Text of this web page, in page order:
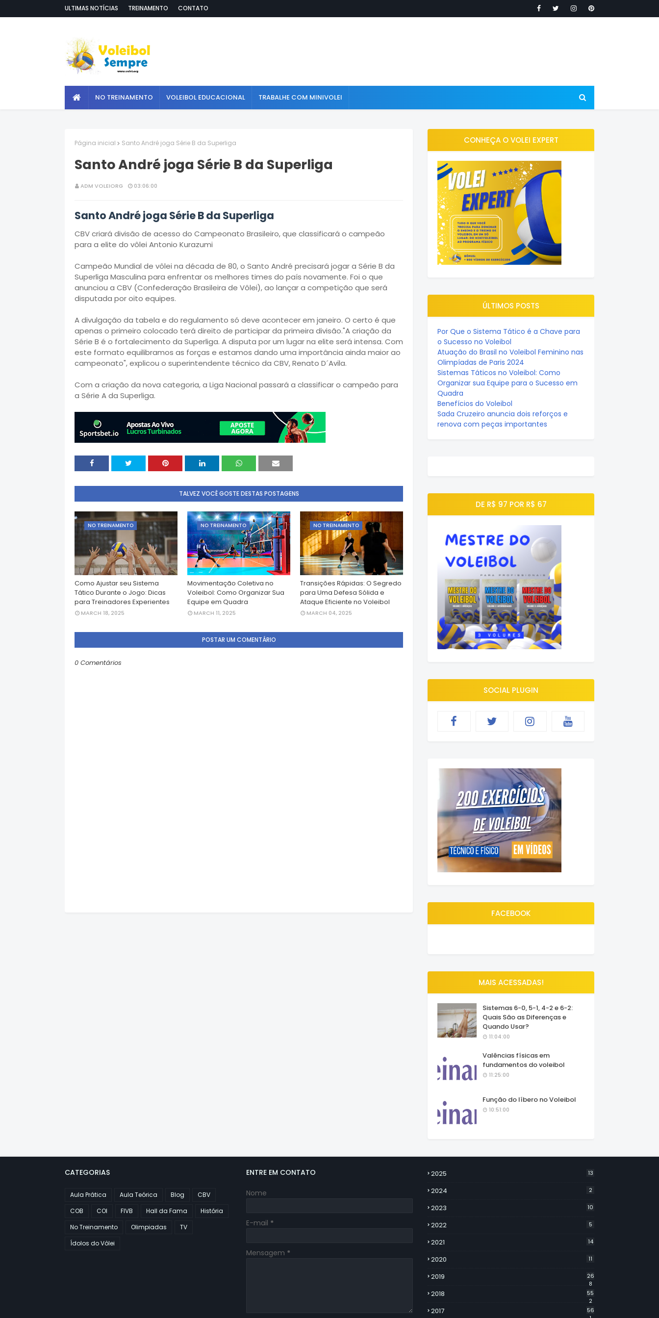
ULTIMAS NOTÍCIAS TREINAMENTO CONTATO
NO TREINAMENTO VOLEIBOL EDUCACIONAL TRABALHE COM MINIVOLEI
Página inicial Santo André joga Série B da Superliga
Santo André joga Série B da Superliga
ADM VOLEIORG 03:06:00
Santo André joga Série B da Superliga
CBV criará divisão de acesso do Campeonato Brasileiro, que classificará o campeão
para a elite do vôlei Antonio Kurazumi
Campeão Mundial de vôlei na década de 80, o Santo André precisará jogar a Série B da
Superliga Masculina para enfrentar os melhores times do país novamente. Foi o que
anunciou a CBV (Confederação Brasileira de Vôlei), ao lançar a competição que será
disputada por oito equipes.
A divulgação da tabela e do regulamento só deve acontecer em janeiro. O certo é que
apenas o primeiro colocado terá direito de participar da primeira divisão."A criação da
Série B é o fortalecimento da Superliga. A disputa por um lugar na elite será intensa. Com
este formato equilibramos as forças e estamos dando uma importância ainda maior ao
campeonato", explicou o superintendente técnico da CBV, Renato D´Avila.
Com a criação da nova categoria, a Liga Nacional passará a classificar o campeão para
a Série A da Superliga.
TALVEZ VOCÊ GOSTE DESTAS POSTAGENS
NO TREINAMENTO
Como Ajustar seu Sistema
Tático Durante o Jogo: Dicas
para Treinadores Experientes
MARCH 18, 2025
NO TREINAMENTO
Movimentação Coletiva no
Voleibol: Como Organizar Sua
Equipe em Quadra
MARCH 11, 2025
NO TREINAMENTO
Transições Rápidas: O Segredo
para Uma Defesa Sólida e
Ataque Eficiente no Voleibol
MARCH 04, 2025
POSTAR UM COMENTÁRIO
0 Comentários
CONHEÇA O VOLEI EXPERT
ÚLTIMOS POSTS
Por Que o Sistema Tático é a Chave para
o Sucesso no Voleibol
Atuação do Brasil no Voleibol Feminino nas
Olimpíadas de Paris 2024
Sistemas Táticos no Voleibol: Como
Organizar sua Equipe para o Sucesso em
Quadra
Benefícios do Voleibol
Sada Cruzeiro anuncia dois reforços e
renova com peças importantes
DE R$ 97 POR R$ 67
SOCIAL PLUGIN
FACEBOOK
MAIS ACESSADAS!
Sistemas 6-0, 5-1, 4-2 e 6-2:
Quais São as Diferenças e
Quando Usar?
11:04:00
Valências físicas em
fundamentos do voleibol
11:25:00
Função do líbero no Voleibol
10:51:00
CATEGORIAS
Aula Prática Aula Teórica Blog
CBV
COB
COI FIVB Hall da Fama
História
No Treinamento
Olimpiadas
TV
Ídolos do Vôlei
ENTRE EM CONTATO
Nome
E-mail *
Mensagem *
2025 13
2024 2
2023 10
2022 5
2021 14
2020 11
2019
26
8
2018
55
2
2017
56